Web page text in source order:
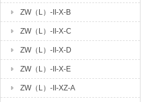
ZW（L）-II-X-B
ZW（L）-II-X-C
ZW（L）-II-X-D
ZW（L）-II-X-E
ZW（L）-II-XZ-A